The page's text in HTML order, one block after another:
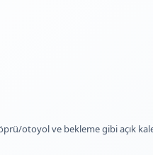
otoyol ve bekleme gibi açık